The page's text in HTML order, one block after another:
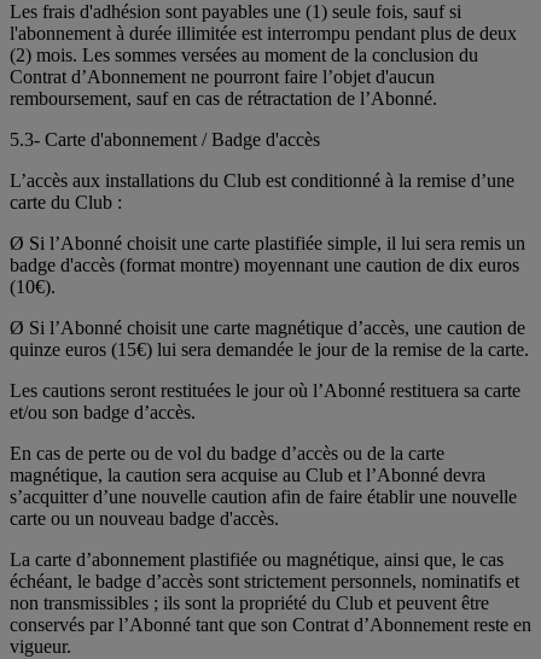
Les frais d'adhésion sont payables une (1) seule fois, sauf si
l'abonnement à durée illimitée est interrompu pendant plus de deux
(2) mois. Les sommes versées au moment de la conclusion du
Contrat d’Abonnement ne pourront faire l’objet d'aucun
remboursement, sauf en cas de rétractation de l’Abonné.
5.3- Carte d'abonnement / Badge d'accès
L’accès aux installations du Club est conditionné à la remise d’une
carte du Club :
Ø Si l’Abonné choisit une carte plastifiée simple, il lui sera remis un
badge d'accès (format montre) moyennant une caution de dix euros
(10€).
Ø Si l’Abonné choisit une carte magnétique d’accès, une caution de
quinze euros (15€) lui sera demandée le jour de la remise de la carte.
Les cautions seront restituées le jour où l’Abonné restituera sa carte
et/ou son badge d’accès.
En cas de perte ou de vol du badge d’accès ou de la carte
magnétique, la caution sera acquise au Club et l’Abonné devra
s’acquitter d’une nouvelle caution afin de faire établir une nouvelle
carte ou un nouveau badge d'accès.
La carte d’abonnement plastifiée ou magnétique, ainsi que, le cas
échéant, le badge d’accès sont strictement personnels, nominatifs et
non transmissibles ; ils sont la propriété du Club et peuvent être
conservés par l’Abonné tant que son Contrat d’Abonnement reste en
vigueur.